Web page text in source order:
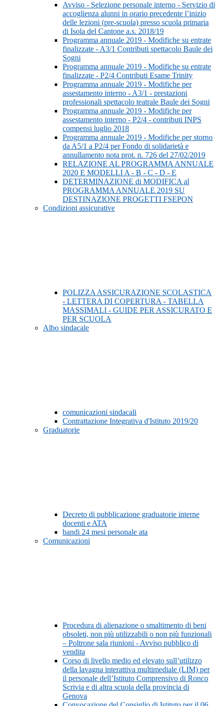
Avviso - Selezione personale interno - Servizio di
accoglienza alunni in orario precedente l’inizio
delle lezioni (pre-scuola) presso scuola primaria
di Isola del Cantone a.s. 2018/19
Programma annuale 2019 - Modifiche su entrate
finalizzate - A3/1 Contributi spettacolo Baule dei
Sogni
Programma annuale 2019 - Modifiche su entrate
finalizzate - P2/4 Contributi Esame Trinity
Programma annuale 2019 - Modifiche per
assestamento interno - A3/1 - prestazioni
professionali spettacolo teatrale Baule dei Sogni
Programma annuale 2019 - Modifiche per
assestamento interno - P2/4 - contributi INPS
compensi luglio 2018
Programma annuale 2019 - Modifiche per storno
da A5/1 a P2/4 per Fondo di solidarietà e
annullamento nota prot. n. 726 del 27/02/2019
RELAZIONE AL PROGRAMMA ANNUALE
2020 E MODELLI A - B - C - D - E
DETERMINAZIONE di MODIFICA al
PROGRAMMA ANNUALE 2019 SU
DESTINAZIONE PROGETTI FSEPON
Condizioni assicurative
POLIZZA ASSICURAZIONE SCOLASTICA
- LETTERA DI COPERTURA - TABELLA
MASSIMALI - GUIDE PER ASSICURATO E
PER SCUOLA
Albo sindacale
comunicazioni sindacali
Contrattazione Integrativa d'Istituto 2019/20
Graduatorie
Decreto di pubblicazione graduatorie interne
docenti e ATA
bandi 24 mesi personale ata
Comunicazioni
Procedura di alienazione o smaltimento di beni
obsoleti, non più utilizzabili o non più funzionali
– Poltrone sala riunioni - Avviso pubblico di
vendita
Corso di livello medio ed elevato sull’utilizzo
della lavagna interattiva multimediale (LIM) per
il personale dell’Istituto Comprensivo di Ronco
Scrivia e di altra scuola della provincia di
Genova